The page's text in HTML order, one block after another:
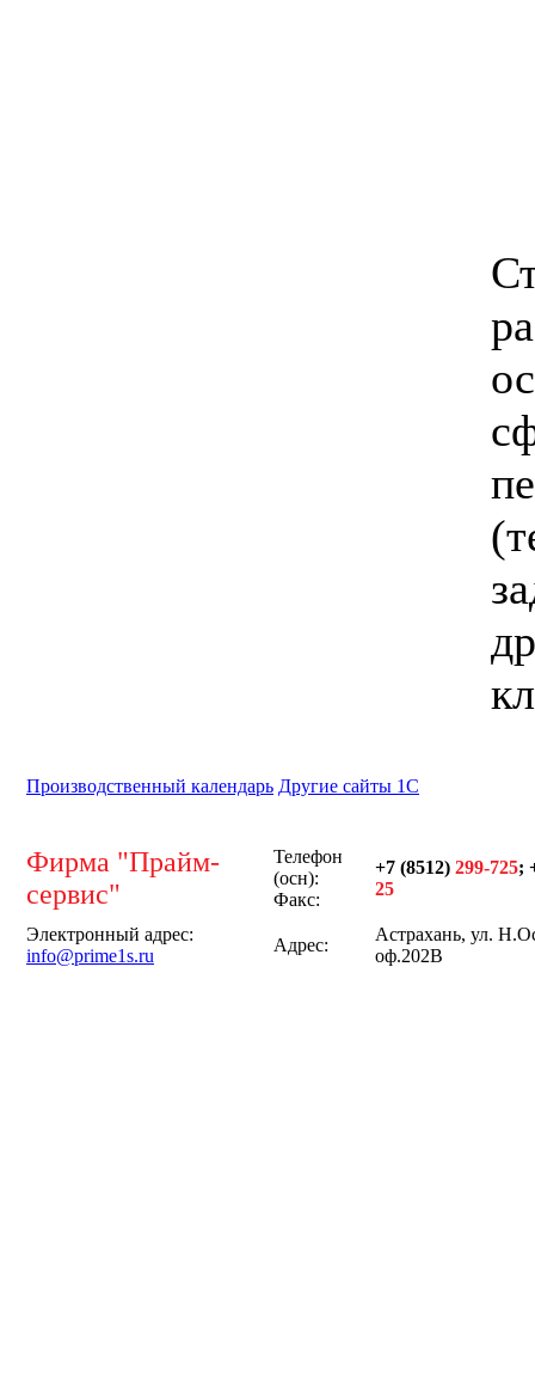
Производственный календарь Другие сайты 1С
Фирма "Прайм-
сервис"
Телефон
(осн):
Факс:
+7 (8512) 299-725;
25
Электронный адрес:
info@prime1s.ru
Адрес:
Астрахань, ул.
оф.202В